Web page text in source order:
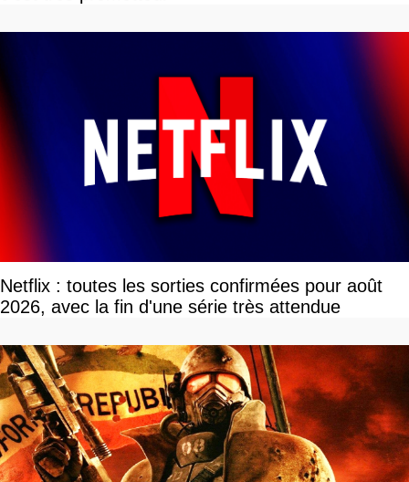
Netflix : toutes les sorties confirmées pour août
2026, avec la fin d'une série très attendue